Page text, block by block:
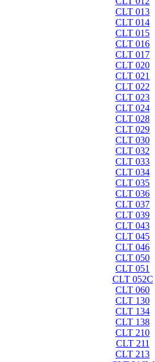
CLT 013
CLT 014
CLT 015
CLT 016
CLT 017
CLT 020
CLT 021
CLT 022
CLT 023
CLT 024
CLT 028
CLT 029
CLT 030
CLT 032
CLT 033
CLT 034
CLT 035
CLT 036
CLT 037
CLT 039
CLT 043
CLT 045
CLT 046
CLT 050
CLT 051
CLT 052C
CLT 060
CLT 130
CLT 134
CLT 138
CLT 210
CLT 211
CLT 213